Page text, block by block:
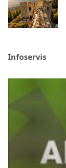
Infoservis